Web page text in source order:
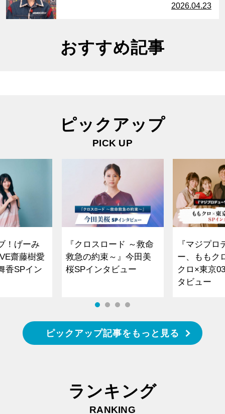
2026.04.23
おすすめ記事
ピックアップ
PICK UP
！げーみ
齋藤樹愛
香SPイン
『クロスロード ～救命
救急の約束～』今田美
桜SPインタビュー
『マジプロ
ー、ももク
クロ×東京
タビュー
ピックアップ記事をもっと見る
ランキング
RANKING